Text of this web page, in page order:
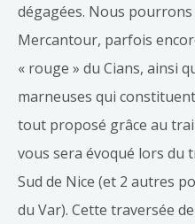
dégagées. Nous
Mercantour, parfois
« rouge » du Cians, ainsi
marneuses qui
tout proposé grâce au
vous sera évoqué lors du
Sud de Nice (et 2 autres
du Var). Cette traversée